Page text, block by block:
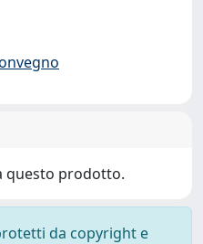
questo prodotto.
da copyright e